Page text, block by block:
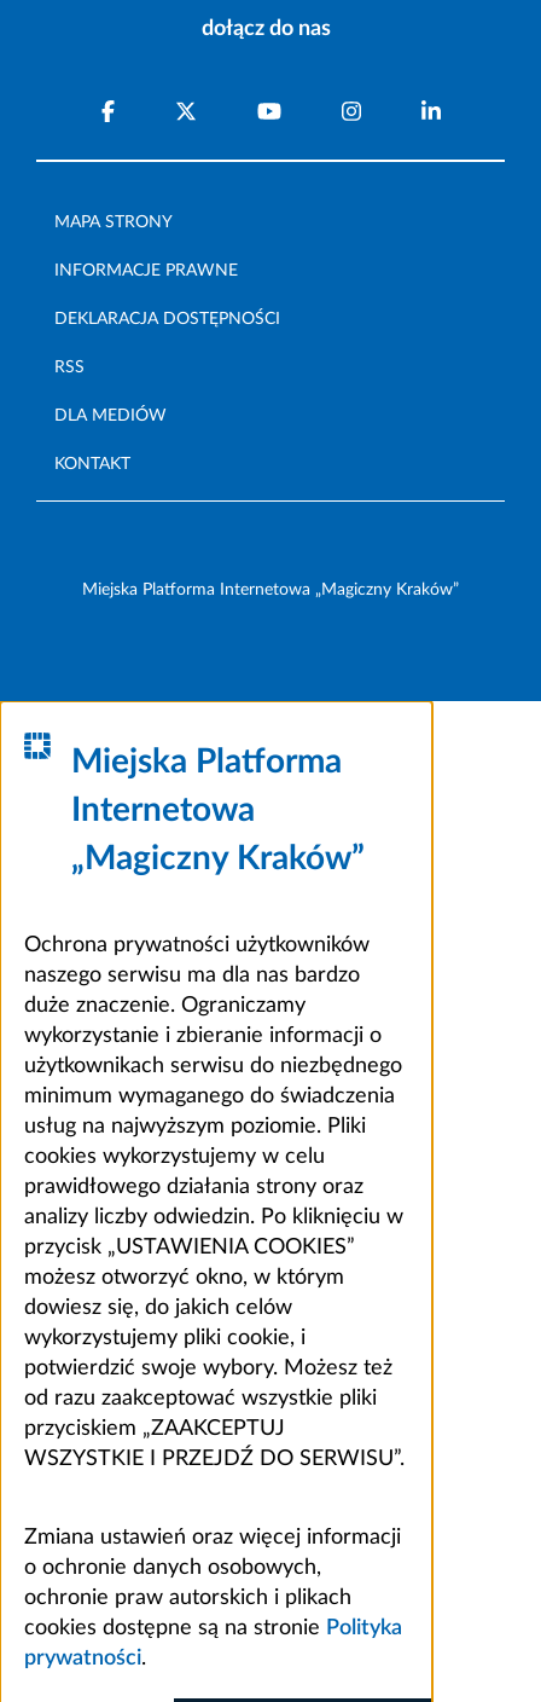
dołącz do nas
MAPA STRONY
INFORMACJE PRAWNE
DEKLARACJA DOSTĘPNOŚCI
RSS
DLA MEDIÓW
KONTAKT
Miejska Platforma Internetowa „Magiczny Kraków”
Miejska Platforma
Internetowa
„Magiczny Kraków”
Ochrona prywatności użytkowników
naszego serwisu ma dla nas bardzo
duże znaczenie. Ograniczamy
wykorzystanie i zbieranie informacji o
użytkownikach serwisu do niezbędnego
minimum wymaganego do świadczenia
usług na najwyższym poziomie. Pliki
cookies wykorzystujemy w celu
prawidłowego działania strony oraz
analizy liczby odwiedzin. Po kliknięciu w
przycisk „USTAWIENIA COOKIES”
możesz otworzyć okno, w którym
dowiesz się, do jakich celów
wykorzystujemy pliki cookie, i
potwierdzić swoje wybory. Możesz też
od razu zaakceptować wszystkie pliki
przyciskiem „ZAAKCEPTUJ
WSZYSTKIE I PRZEJDŹ DO SERWISU”.
Zmiana ustawień oraz więcej informacji
o ochronie danych osobowych,
ochronie praw autorskich i plikach
cookies dostępne są na stronie Polityka
prywatności.